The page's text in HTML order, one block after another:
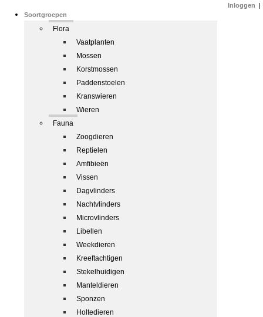
Soortgroepen
Flora
Vaatplanten
Mossen
Korstmossen
Paddenstoelen
Kranswieren
Wieren
Fauna
Zoogdieren
Reptielen
Amfibieën
Vissen
Dagvlinders
Nachtvlinders
Microvlinders
Libellen
Weekdieren
Kreeftachtigen
Stekelhuidigen
Manteldieren
Sponzen
Holtedieren
Inloggen |